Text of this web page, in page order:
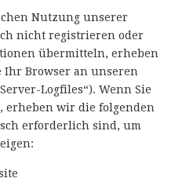
Nutzung unserer
nicht registrieren oder
übermitteln, erheben
Browser an unseren
Logfiles“). Wenn Sie
erheben wir die folgenden
erforderlich sind, um